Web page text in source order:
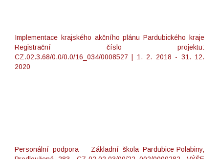
Implementace krajského akčního plánu Pardubického kraje
Registrační číslo projektu:
CZ.02.3.68/0.0/0.0/16_034/0008527 | 1. 2. 2018 - 31. 12.
2020
Personální podpora – Základní škola Pardubice-Polabiny,